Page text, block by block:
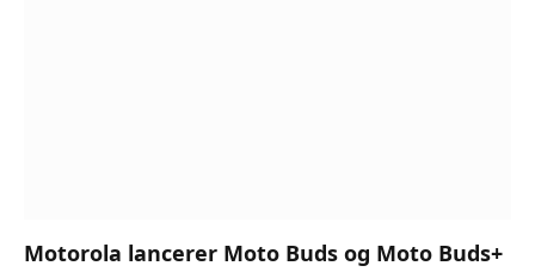
Motorola lancerer Moto Buds og Moto Buds+